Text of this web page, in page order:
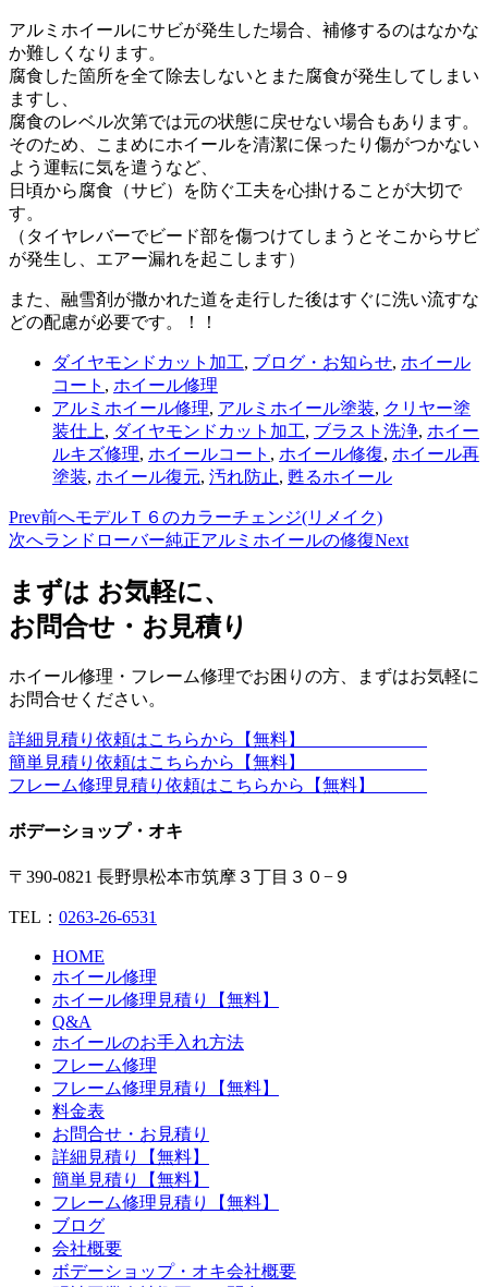
アルミホイールにサビが発生した場合、補修するのはなかな
か難しくなります。
腐食した箇所を全て除去しないとまた腐食が発生してしまい
ますし、
腐食のレベル次第では元の状態に戻せない場合もあります。
そのため、こまめにホイールを清潔に保ったり傷がつかない
よう運転に気を遣うなど、
日頃から腐食（サビ）を防ぐ工夫を心掛けることが大切で
す。
（タイヤレバーでビード部を傷つけてしまうとそこからサビ
が発生し、エアー漏れを起こします）
また、融雪剤が撒かれた道を走行した後はすぐに洗い流すな
どの配慮が必要です。！！
ダイヤモンドカット加工, ブログ・お知らせ, ホイール
コート , ホイール修理
アルミホイール修理, アルミホイール塗装, クリヤー塗
装仕上, ダイヤモンドカット加工, ブラスト洗浄, ホイー
ルキズ修理, ホイールコート , ホイール修復, ホイール再
塗装, ホイール復元, 汚れ防止, 甦るホイール
Prev前へモデルＴ６のカラーチェンジ(リメイク)
次へランドローバー純正アルミホイールの修復Next
まずは お気軽に、
お問合せ・お見積り
ホイール修理・フレーム修理でお困りの方、まずはお気軽に
お問合せください。
詳細見積り依頼はこちらから【無料】
簡単見積り依頼はこちらから【無料】
フレーム修理見積り依頼はこちらから【無料】
ボデーショップ・オキ
〒390-0821 長野県松本市筑摩３丁目３０−９
TEL： 0263-26-6531
HOME
ホイール修理
ホイール修理見積り【無料】
Q&A
ホイールのお手入れ方法
フレーム修理
フレーム修理見積り【無料】
料金表
お問合せ・お見積り
詳細見積り【無料】
簡単見積り【無料】
フレーム修理見積り【無料】
ブログ
会社概要
ボデーショップ・オキ会社概要